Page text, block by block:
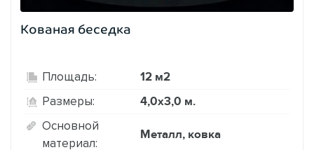
Кованая беседка
Площадь: 12 м2
Размеры: 4,0х3,0 м.
Основной
материал:
Металл, ковка